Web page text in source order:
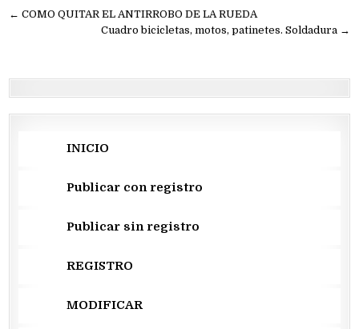
Navegación
← COMO QUITAR EL ANTIRROBO DE LA RUEDA
Cuadro bicicletas, motos, patinetes. Soldadura →
INICIO
Publicar con registro
Publicar sin registro
REGISTRO
MODIFICAR